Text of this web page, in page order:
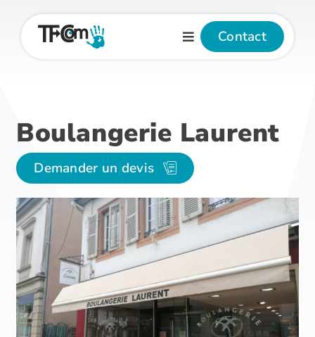
contenu
Contact
Boulangerie Laurent
Demander un devis